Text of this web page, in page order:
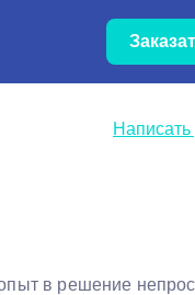
Обновление
цены по
Написать
в решение